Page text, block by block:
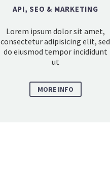
API, SEO & MARKETING
Lorem ipsum dolor sit amet,
consectetur adipisicing elit, sed
do eiusmod tempor incididunt
ut
MORE INFO